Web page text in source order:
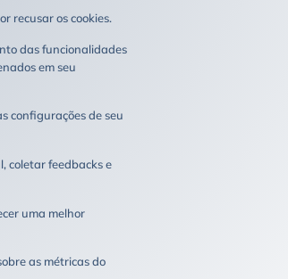
recusar os cookies.
das funcionalidades
em seu
configurações de seu
coletar feedbacks e
uma melhor
as métricas do